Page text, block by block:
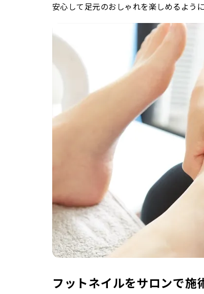
安心して足元のおしゃれを楽しめるように
フットネイルをサロンで施